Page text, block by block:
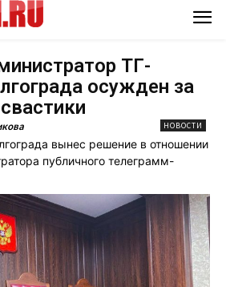
ТГ-
осужден за
НОВОСТИ
вынес решение в отношении
публичного телеграмм-